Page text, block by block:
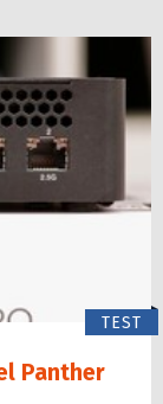
TEST
Panther